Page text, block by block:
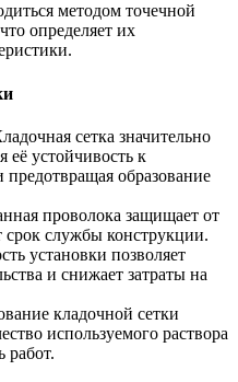
методом точечной
определяет их
сетка значительно
её устойчивость к
образование
проволока защищает от
срок службы конструкции.
установки позволяет
и снижает затраты на
кладочной сетки
используемого раствора
работ.